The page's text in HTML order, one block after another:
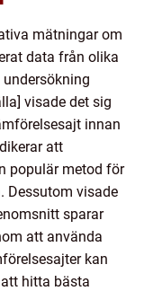
mätningar om
data från olika
visade det sig
innan
att
populär metod för
Dessutom visade
sparar
att använda
kan
hitta bästa